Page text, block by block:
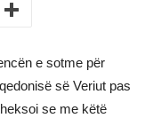
e sotme për
së Veriut pas
se me këtë